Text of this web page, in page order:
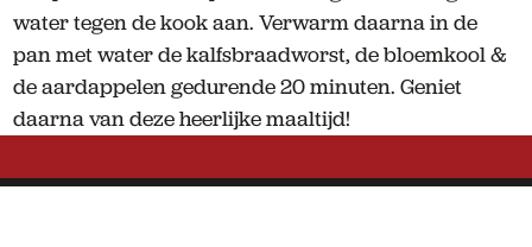
water tegen de kook aan. Verwarm daarna in de
pan met water de kalfsbraadworst, de bloemkool &
de aardappelen gedurende 20 minuten. Geniet
daarna van deze heerlijke maaltijd!